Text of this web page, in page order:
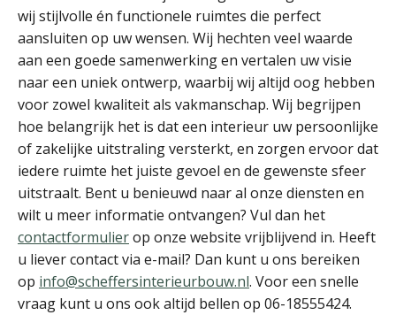
wij stijlvolle én functionele ruimtes die perfect
aansluiten op uw wensen. Wij hechten veel waarde
aan een goede samenwerking en vertalen uw visie
naar een uniek ontwerp, waarbij wij altijd oog hebben
voor zowel kwaliteit als vakmanschap. Wij begrijpen
hoe belangrijk het is dat een interieur uw persoonlijke
of zakelijke uitstraling versterkt, en zorgen ervoor dat
iedere ruimte het juiste gevoel en de gewenste sfeer
uitstraalt. Bent u benieuwd naar al onze diensten en
wilt u meer informatie ontvangen? Vul dan het
contactformulierop onze website vrijblijvend in. Heeft
u liever contact via e-mail? Dan kunt u ons bereiken
op info@scheffersinterieurbouw.nl. Voor een snelle
vraag kunt u ons ook altijd bellen op 06-18555424.